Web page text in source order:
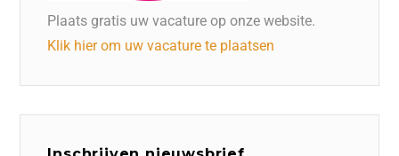
Plaats gratis uw vacature op onze website.
Klik hier om uw vacature te plaatsen